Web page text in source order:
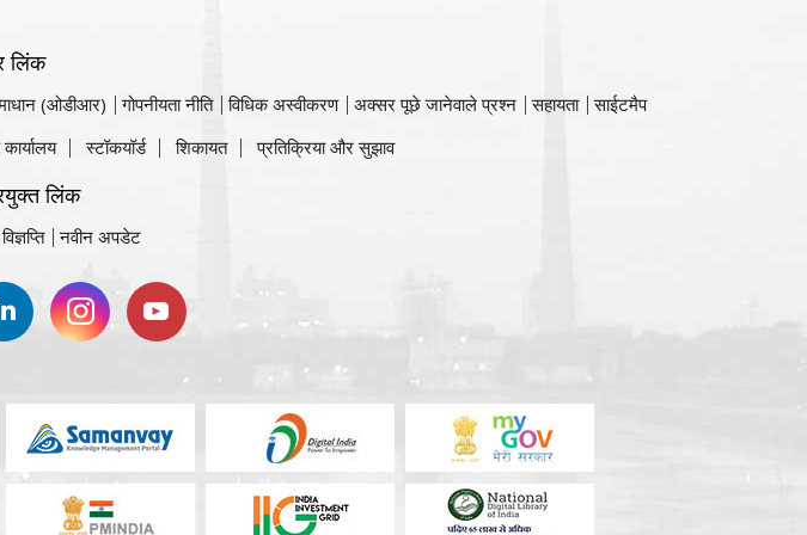
लिंक
(ओडीआर) गोपनीयता नीति विधिक अस्वीकरण अक्सर पूछे जानेवाले प्रश्न सहायता
साईटमैप
स्टॉकयॉर्ड शिकायत प्रतिक्रिया और सुझाव
लिंक
नवीन अपडेट